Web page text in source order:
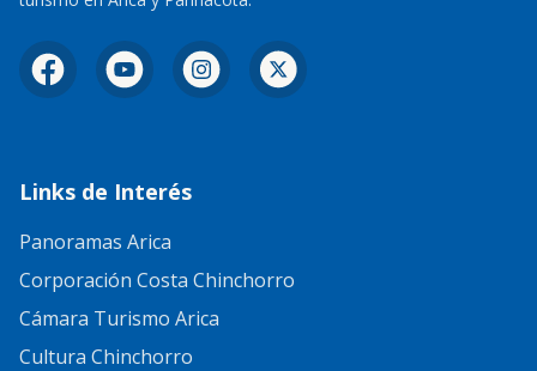
FacebookYouTubeInstagram
X
Links de Interés
Panoramas Arica
Corporación Costa Chinchorro
Cámara Turismo Arica
Cultura Chinchorro